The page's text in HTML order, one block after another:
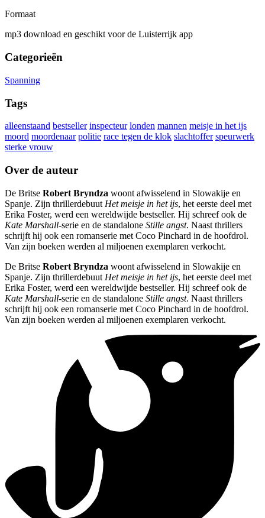
Formaat
mp3 download en geschikt voor de Luisterrijk app
Categorieën
Spanning
Tags
alleenstaand bestseller inspecteur londen mannen meisje in het ijs
moord moordenaar politie race tegen de klok slachtoffer speurwerk
sterke vrouw
Over de auteur
De Britse Robert Bryndza woont afwisselend in Slowakije en
Spanje. Zijn thrillerdebuut Het meisje in het ijs, het eerste deel met
Erika Foster, werd een wereldwijde bestseller. Hij schreef ook de
Kate Marshall-serie en de standalone Stille angst. Naast thrillers
schrijft hij ook een romanserie met Coco Pinchard in de hoofdrol.
Van zijn boeken werden al miljoenen exemplaren verkocht.
De Britse Robert Bryndza woont afwisselend in Slowakije en
Spanje. Zijn thrillerdebuut Het meisje in het ijs, het eerste deel met
Erika Foster, werd een wereldwijde bestseller. Hij schreef ook de
Kate Marshall-serie en de standalone Stille angst. Naast thrillers
schrijft hij ook een romanserie met Coco Pinchard in de hoofdrol.
Van zijn boeken werden al miljoenen exemplaren verkocht.